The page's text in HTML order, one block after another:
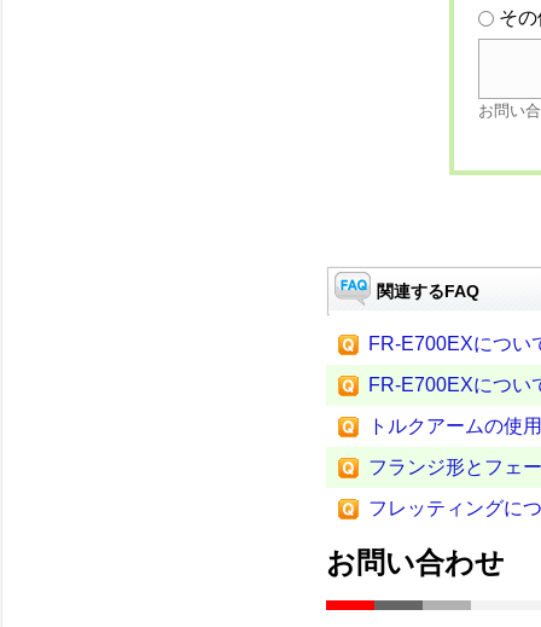
そ
お問い
関連するFAQ
FR-E700EXについ
FR-E700EXについ
トルクアームの使
フランジ形とフェ
フレッティングに
お問い合わせ